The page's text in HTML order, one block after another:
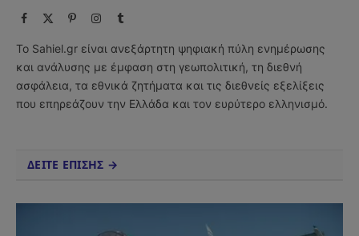
Facebook PinterestInstagram
Tumblr
Το Sahiel.gr είναι ανεξάρτητη ψηφιακή πύλη ενημέρωσης
και ανάλυσης με έμφαση στη γεωπολιτική, τη διεθνή
ασφάλεια, τα εθνικά ζητήματα και τις διεθνείς εξελίξεις
που επηρεάζουν την Ελλάδα και τον ευρύτερο ελληνισμό.
ΔΕΙΤΕ ΕΠΙΣΗΣ →